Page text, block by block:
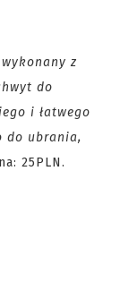
wykonany z
do
i łatwego
do ubrania,
25PLN.